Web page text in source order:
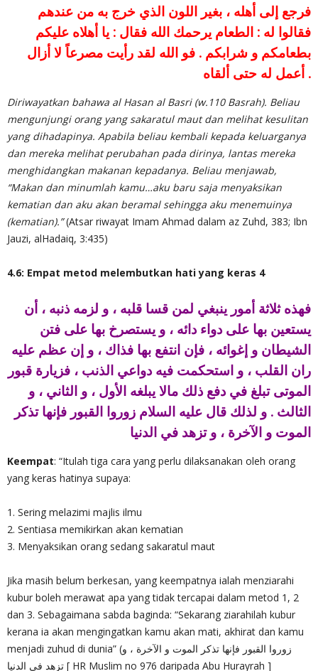
فرجع إلى أهله ، بغير اللون الذي خرج به من عندهم
فقالوا له : الطعام يرحمك الله فقال : يا أهلاه عليكم
بطعامكم و شرابكم . فو الله لقد رأيت مصرعاً لا أزال
أعمل له حتى ألقاه .
Diriwayatkan bahawa al Hasan al Basri (w.110 Basrah). Beliau
mengunjungi orang yang sakaratul maut dan melihat kesulitan
yang dihadapinya. Apabila beliau kembali kepada keluarganya
dan mereka melihat perubahan pada dirinya, lantas mereka
menghidangkan makanan kepadanya. Beliau menjawab,
“Makan dan minumlah kamu…aku baru saja menyaksikan
kematian dan aku akan beramal sehingga aku menemuinya
(kematian).”(Atsar riwayat Imam Ahmad dalam az Zuhd, 383; Ibn
Jauzi, alHadaiq, 3:435)
4.6: Empat metod melembutkan hati yang keras 4
فهذه ثلاثة أمور ينبغي لمن قسا قلبه ، و لزمه ذنبه ، أن
يستعين بها على دواء دائه ، و يستصرخ بها على فتن
الشيطان و إغوائه ، فإن انتفع بها فذاك ، و إن عظم عليه
ران القلب ، و استحكمت فيه دواعي الذنب ، فزيارة قبور
الموتى تبلغ في دفع ذلك مالا يبلغه الأول ، و الثاني ، و
الثالث . و لذلك قال عليه السلام زوروا القبور فإنها تذكر
الموت و الآخرة ، و تزهد في الدنيا
Keempat: “Itulah tiga cara yang perlu dilaksanakan oleh orang
yang keras hatinya supaya:
1. Sering melazimi majlis ilmu
2. Sentiasa memikirkan akan kematian
3. Menyaksikan orang sedang sakaratul maut
Jika masih belum berkesan, yang keempatnya ialah menziarahi
kubur boleh merawat apa yang tidak tercapai dalam metod 1, 2
dan 3. Sebagaimana sabda baginda: “Sekarang ziarahilah kubur
kerana ia akan mengingatkan kamu akan mati, akhirat dan kamu
menjadi zuhud di dunia” (زوروا القبور فإنها تذكر الموت و الآخرة ، و
تزهد في الدنيا [ HR Muslim no 976 daripada Abu Hurayrah ]